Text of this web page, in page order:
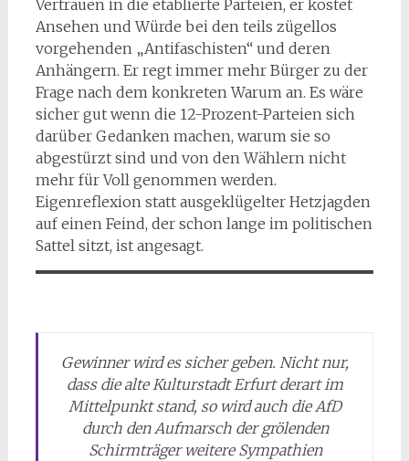
Vertrauen in die etablierte Parteien, er kostet
Ansehen und Würde bei den teils zügellos
vorgehenden „Antifaschisten“ und deren
Anhängern. Er regt immer mehr Bürger zu der
Frage nach dem konkreten Warum an. Es wäre
sicher gut wenn die 12-Prozent-Parteien sich
darüber Gedanken machen, warum sie so
abgestürzt sind und von den Wählern nicht
mehr für Voll genommen werden.
Eigenreflexion statt ausgeklügelter Hetzjagden
auf einen Feind, der schon lange im politischen
Sattel sitzt, ist angesagt.
Gewinner wird es sicher geben. Nicht nur,
dass die alte Kulturstadt Erfurt derart im
Mittelpunkt stand, so wird auch die AfD
durch den Aufmarsch der grölenden
Schirmträger weitere Sympathien